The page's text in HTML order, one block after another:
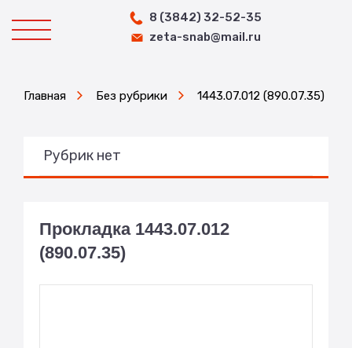
8 (3842) 32-52-35
zeta-snab@mail.ru
Главная Без рубрики 1443.07.012 (890.07.35)
Рубрик нет
Прокладка 1443.07.012
(890.07.35)